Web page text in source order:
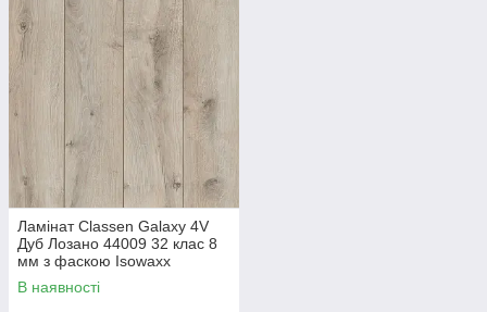
Ламінат Classen Galaxy 4V
Дуб Лозано 44009 32 клас 8
мм з фаскою Isowaxx
В наявності